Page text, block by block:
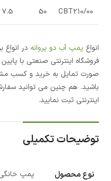
CBT210/00
50
7.5
انواع پمپ آب دو پروانه در انواع
فروشگاه اینترنتی صنعتی با
صورت تمایل به خرید و کسب
باشید. هم چنین می توانید
اینترنتی ثبت نمایید.
توضیحات تکمیلی
نوع محصول پمپ